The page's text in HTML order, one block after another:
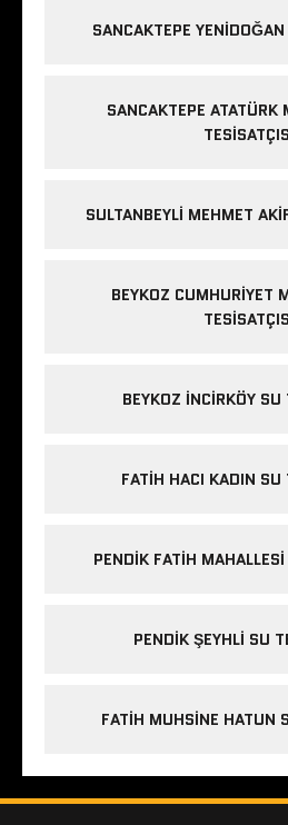
SANCAKTEPE
SANCAKTEPE ATATÜRK
SULTANBEYLI MEHMET
BEYKOZ CUMHURIYET
BEYKOZ INCIRKÖY SU
FATIH HACI KADIN SU
PENDIK FATIH
PENDIK ŞEYHLI SU
FATIH MUHSINE HATUN